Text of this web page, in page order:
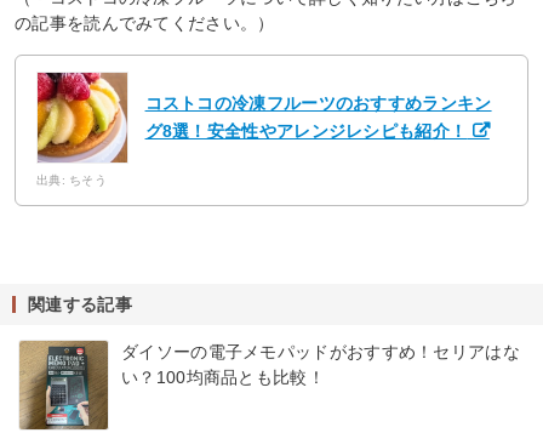
の記事を読んでみてください。）
コストコの冷凍フルーツのおすすめランキン
グ8選！安全性やアレンジレシピも紹介！
出典: ちそう
関連する記事
ダイソーの電子メモパッドがおすすめ！セリアはな
い？100均商品とも比較！